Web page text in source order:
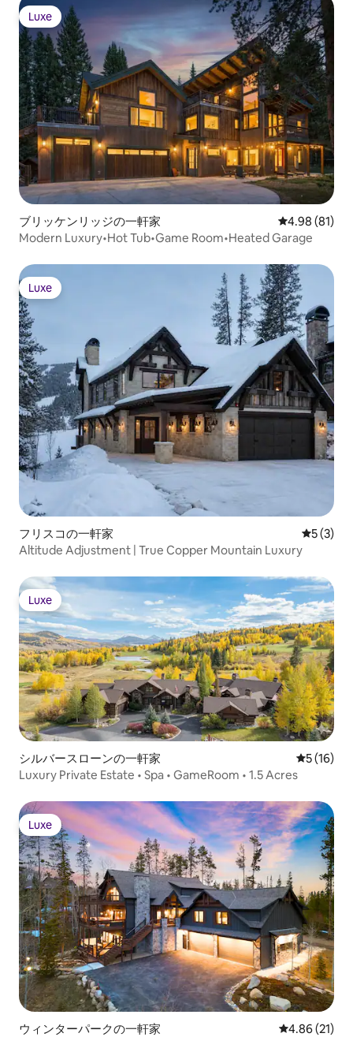
Luxe
Luxe
ブリッケンリッジの一軒家 レビュー81
4.98 (81)
Modern Luxury•Hot Tub•Game Room•Heated Garage
Luxe
Luxe
フリスコの一軒家 レビュー
5 (3)
Altitude Adjustment | True Copper Mountain Luxury
Luxe
Luxe
シルバースローンの一軒家 レビュー
5 (16)
Luxury Private Estate • Spa • GameRoom • 1.5 Acres
Luxe
Luxe
ウィンターパークの一軒家 レビュー21
4.86 (21)